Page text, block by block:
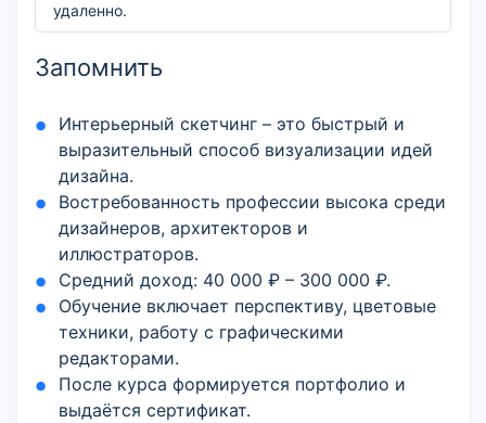
удаленно.
Запомнить
Интерьерный скетчинг – это быстрый и
выразительный способ визуализации идей
дизайна.
Востребованность профессии высока среди
дизайнеров, архитекторов и
иллюстраторов.
Средний доход: 40 000 ₽ – 300 000 ₽.
Обучение включает перспективу, цветовые
техники, работу с графическими
редакторами.
После курса формируется портфолио и
выдаётся сертификат.